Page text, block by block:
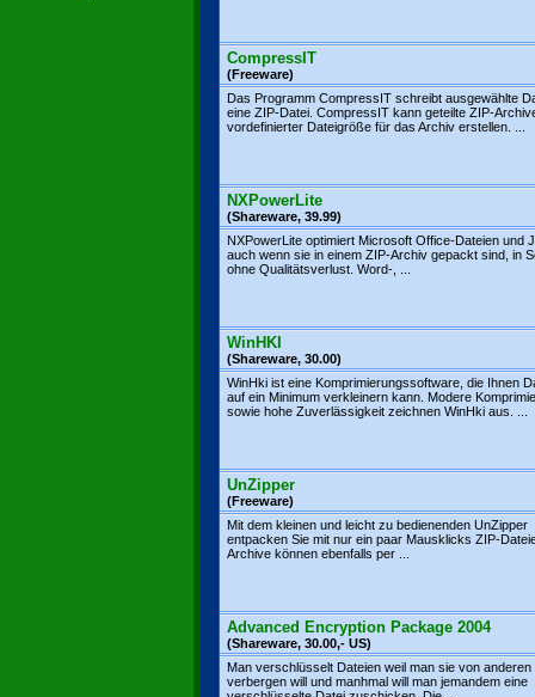
CompressIT
(Freeware)
Das Programm CompressIT schreibt ausgewählte
eine ZIP-Datei. CompressIT kann geteilte ZIP-
vordefinierter Dateigröße für das Archiv erstellen. ...
NXPowerLite
(Shareware, 39.99)
NXPowerLite optimiert Microsoft Office-Dateien und
auch wenn sie in einem ZIP-Archiv gepackt sind, in
ohne Qualitätsverlust. Word-, ...
WinHKI
(Shareware, 30.00)
WinHki ist eine Komprimierungssoftware, die Ihnen
auf ein Minimum verkleinern kann. Modere
sowie hohe Zuverlässigkeit zeichnen WinHki aus. ...
UnZipper
(Freeware)
Mit dem kleinen und leicht zu bedienenden UnZipper
entpacken Sie mit nur ein paar Mausklicks ZIP-
Archive können ebenfalls per ...
Advanced Encryption Package 2004
(Shareware, 30.00,- US)
Man verschlüsselt Dateien weil man sie von anderen
verbergen will und manhmal will man jemandem eine